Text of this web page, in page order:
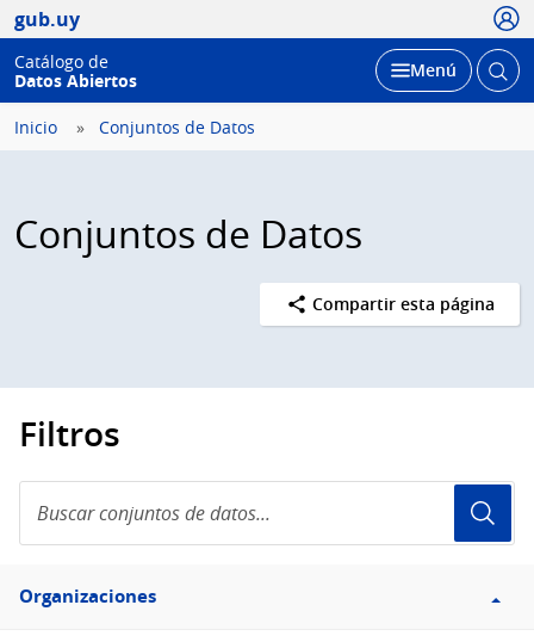
gub.uy
Catálogo de
Datos Abiertos
Desplegar
Menú Abrir
Inicio Conjuntos de Datos
Conjuntos de Datos
Compartir esta página
Filtros
conjuntos
de
Filtro
Organizaciones
Organizaciones